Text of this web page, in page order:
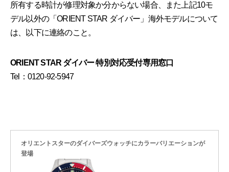
所有する時計が修理対象か分からない場合、また上記10モ
デル以外の「ORIENT STAR ダイバー」海外モデルについて
は、以下に連絡のこと。
ORIENT STAR ダイバー 特別対応受付専用窓口
Tel：0120-92-5947
オリエントスターのダイバーズウォッチにカラーバリエーションが
登場